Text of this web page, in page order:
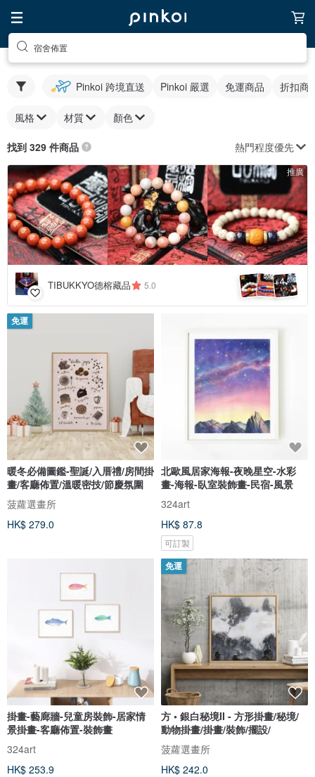
宿舍佈置
Pinkoi 跨境直送 Pinkoi 嚴選 免運商品 折扣商
風格 材質 顏色
找到 329 件商品 熱門程度優先
推廣
TIBUKKYO德榕藏品 5.0 +4
免運
暖冬必備圖鑑-聖誕/入厝禮/房間掛
畫/客廳佈置/溫暖密技/節慶氛圍
菠蘿選畫所
HK$ 279.0
北歐風居家海報-夜晚星空-水彩
畫-海報-臥室裝飾畫-民宿-風景
324art
HK$ 87.8
可訂製
掛畫-藝廊牆-兒童房裝飾-居家情
景掛畫-客廳佈置-裝飾畫
324art
HK$ 253.9
免運
方 • 銀白秘境II - 方形掛畫/秘境/
動物掛畫/掛畫/裝飾/擺設/
菠蘿選畫所
HK$ 242.0